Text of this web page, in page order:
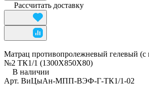
Рассчитать доставку
Матрац противопролежневый гелевый (с
№2 ТК1/1 (1300Х850Х80)
В наличии
Арт. ВиЦыАн-МПП-ВЭФ-Г-ТК1/1-02